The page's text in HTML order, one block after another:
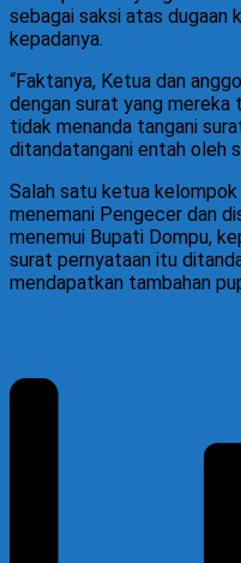
sebagai saksi atas dugaan
kepadanya.
“Faktanya, Ketua dan
dengan surat yang mereka
tidak menanda tangani
ditandatangani entah oleh
Salah satu ketua kelompok
menemani Pengecer dan
menemui Bupati Dompu,
surat pernyataan itu
mendapatkan tambahan